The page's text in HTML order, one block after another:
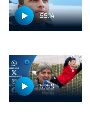
55:14
51:59